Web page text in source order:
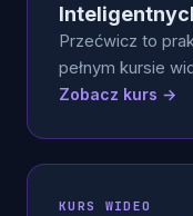
Przećwicz to
pełnym kursie
Zobacz kurs →
KURS WIDEO